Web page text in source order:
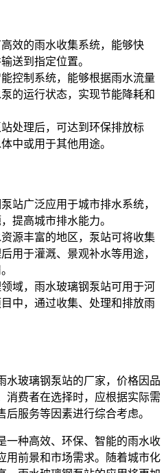
效的雨水收集系统，能够快
送到指定位置。
控制系统，能够根据雨水流量
的运行状态，实现节能降耗和
处理后，可达到环保排放标
中或用于其他用途。
站广泛应用于城市排水系统，
提高城市排水能力。
资源丰富的地区，泵站可将收集
用于灌溉、景观补水等用途，
域，雨水玻璃钢泵站可用于河
中，通过收集、处理和排放雨
水玻璃钢泵站的厂家，价格因品
消费者在选择时，应根据实际需
服务等因素进行综合考虑。
一种高效、环保、智能的雨水收
用前景和市场需求。随着城市化